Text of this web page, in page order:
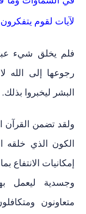
لآيات لقوم يتفكرون
فلم يخلق شيء
رجوعها إلى الله
البشر ليخبروا بذلك.
ولقد تضمن القرآن
الكون الذي خلقه
إمكانيات
وجسدية ليعمل
متعاونون